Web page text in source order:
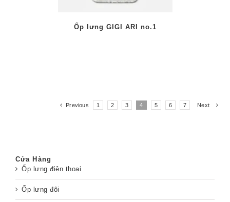
Ốp lưng GIGI ARI no.1
Previous 1 2 3 4 5 6 7 Next
Cửa Hàng
Ốp lưng điện thoại
Ốp lưng đôi